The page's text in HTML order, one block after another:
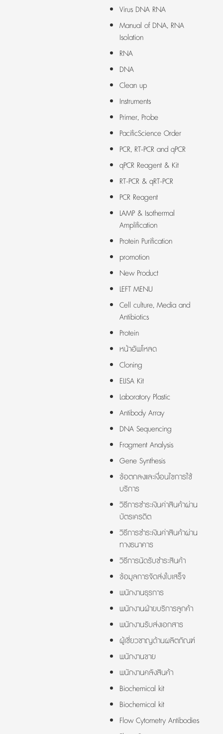
Virus DNA RNA
Manual of DNA, RNA
Isolation
RNA
DNA
Clean up
Instruments
Primer, Probe
PacificScience Order
PCR, RT-PCR and qPCR
qPCR Reagent & Kit
RT-PCR & qRT-PCR
PCR Reagent
LAMP & Isothermal
Amplification
Protein Purification
promotion
New Product
LEFT MENU
Cell culture, Media and
Antibiotics
Protein
หน้าอัพโหลด
Cloning
ELISA Kit
Laboratory Plastic
Antibody Array
DNA Sequencing
Fragment Analysis
Gene Synthesis
ข้อตกลงและเงื่อนไขการใช้
บริการ
วิธีการชำระเงินค่าสินค้าผ่าน
บัตรเครดิต
วิธีการชำระเงินค่าสินค้าผ่าน
ทางธนาคาร
วิธีการนัดรับชำระสินค้า
ข้อมูลการจัดส่งใบเสร็จ
พนักงานธุรการ
พนักงานฝ่ายบริการลูกค้า
พนักงานรับส่งเอกสาร
ผู้เชี่ยวชาญด้านผลิตภัณฑ์
พนักงานขาย
พนักงานคลังสินค้า
Biochemical kit
Biochemical kit
Flow Cytometry Antibodies